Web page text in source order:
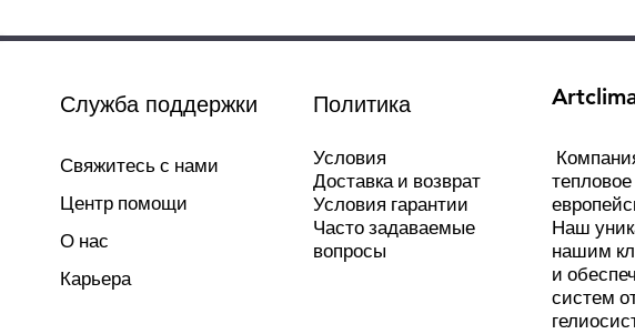
Служба поддержки Политика
Свяжитесь с нами
Центр помощи
О нас
Карьера
Наш
нашим
и
систем
Условия
Доставка и возврат
Условия гарантии
Часто задаваемые
вопросы